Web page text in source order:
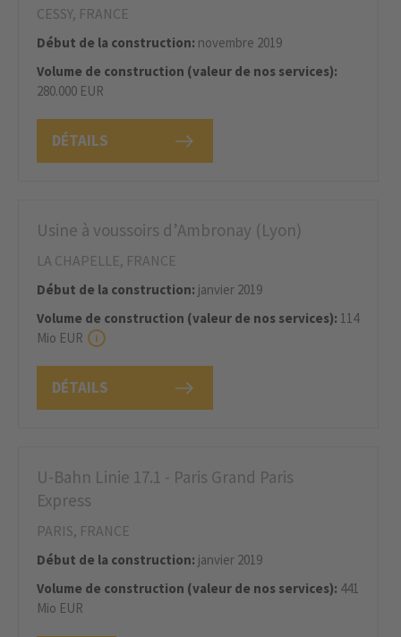
DÉTAILS
CESSY, FRANCE
Début de la construction: novembre 2019
Volume de construction (valeur de nos services):
280.000 EUR
DÉTAILS
Usine à voussoirs d’Ambronay (Lyon)
LA CHAPELLE, FRANCE
Début de la construction: janvier 2019
Volume de construction (valeur de nos services): 114
Mio EUR
U-Bahn Linie 17.1 - Paris Grand Paris
Express
PARIS, FRANCE
Début de la construction: janvier 2019
Volume de construction (valeur de nos services): 441
Mio EUR